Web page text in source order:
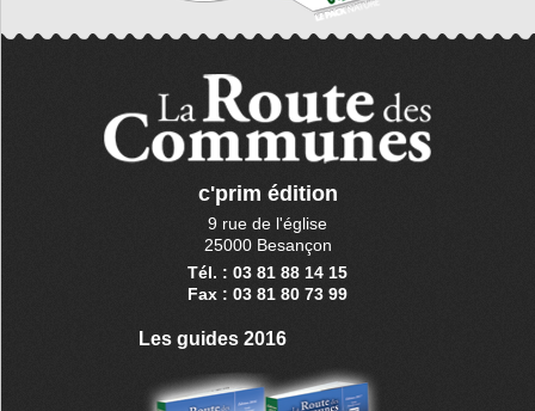
c'prim édition
9 rue de l'église
25000 Besançon
Tél. : 03 81 88 14 15
Fax : 03 81 80 73 99
Les guides 2016